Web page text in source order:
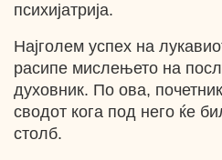
психијатрија.
Најголем успех на
расипе мислењето на
духовник. По ова,
сводот кога под него ќе
столб.